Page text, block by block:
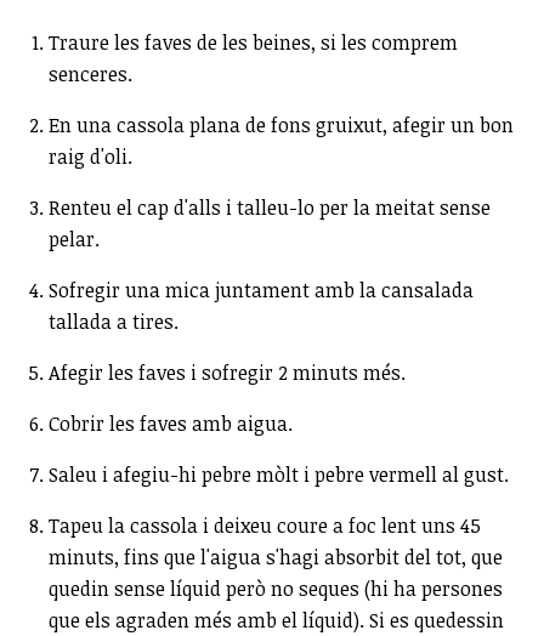
Traure les faves de les beines, si les comprem
senceres.
En una cassola plana de fons gruixut, afegir un bon
raig d'oli.
Renteu el cap d'alls i talleu-lo per la meitat sense
pelar.
Sofregir una mica juntament amb la cansalada
tallada a tires.
Afegir les faves i sofregir 2 minuts més.
Cobrir les faves amb aigua.
Saleu i afegiu-hi pebre mòlt i pebre vermell al gust.
Tapeu la cassola i deixeu coure a foc lent uns 45
minuts, fins que l'aigua s'hagi absorbit del tot, que
quedin sense líquid però no seques (hi ha persones
que els agraden més amb el líquid). Si es quedessin